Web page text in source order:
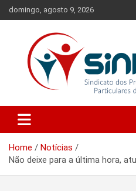
Skip
to
domingo, agosto 9, 2026
Sinproep-DF
Ensino do Distrito Federal
Home
Notícias
Não deixe para a última hora,